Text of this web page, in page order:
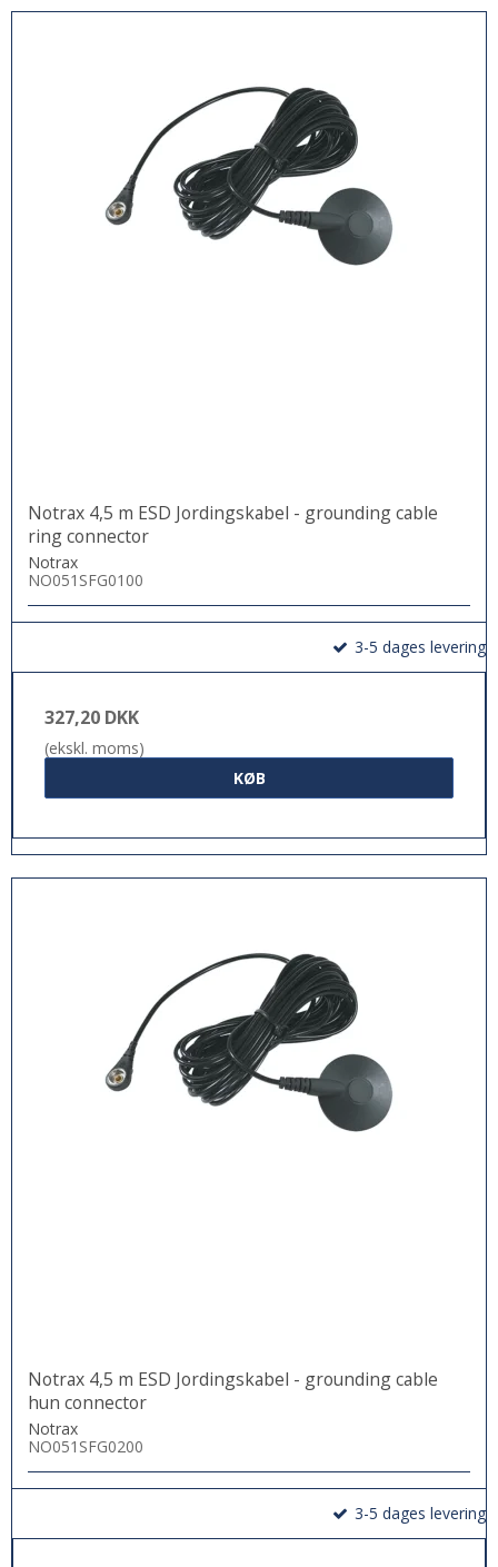
Notrax 4,5 m ESD Jordingskabel - grounding cable
ring connector
Notrax
NO051SFG0100
3-5 dages levering
327,20 DKK
(ekskl. moms)
KØB
Notrax 4,5 m ESD Jordingskabel - grounding cable
hun connector
Notrax
NO051SFG0200
3-5 dages levering